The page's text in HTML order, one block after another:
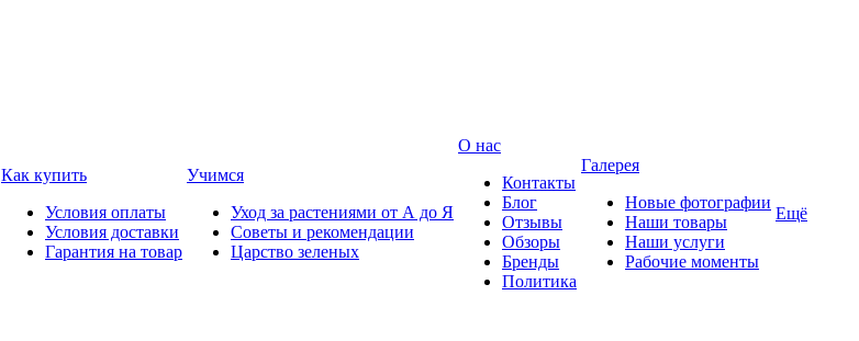
Как купить
Условия оплаты
Условия доставки
Гарантия на товар
Учимся
Уход за растениями от А до Я
Советы и рекомендации
Царство зеленых
О нас
Контакты
Блог
Отзывы
Обзоры
Бренды
Политика
Галерея
Новые фотографии
Наши товары
Наши услуги
Рабочие моменты
Ещё